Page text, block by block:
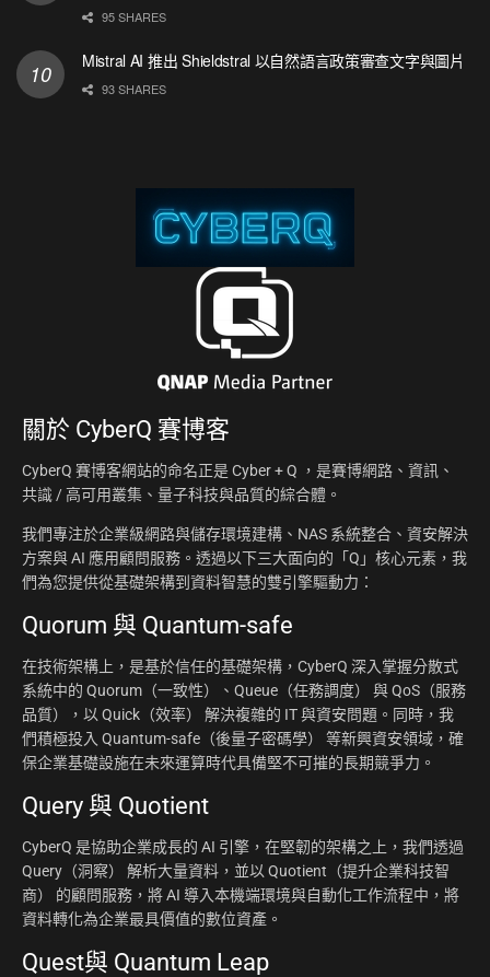
95 SHARES
Mistral AI 推出 Shieldstral 以自然語言政策審查文字與圖片
93 SHARES
關於 CyberQ 賽博客
CyberQ 賽博客網站的命名正是 Cyber + Q ，是賽博網路、資訊、
共識 / 高可用叢集、量子科技與品質的綜合體。
我們專注於企業級網路與儲存環境建構、NAS 系統整合、資安解決
方案與 AI 應用顧問服務。透過以下三大面向的「Q」核心元素，我
們為您提供從基礎架構到資料智慧的雙引擎驅動力：
Quorum 與 Quantum-safe
在技術架構上，是基於信任的基礎架構，CyberQ 深入掌握分散式
系統中的 Quorum（一致性）、Queue（任務調度） 與 QoS（服務
品質），以 Quick（效率） 解決複雜的 IT 與資安問題。同時，我
們積極投入 Quantum-safe（後量子密碼學） 等新興資安領域，確
保企業基礎設施在未來運算時代具備堅不可摧的長期競爭力。
Query 與 Quotient
CyberQ 是協助企業成長的 AI 引擎，在堅韌的架構之上，我們透過
Query（洞察） 解析大量資料，並以 Quotient（提升企業科技智
商） 的顧問服務，將 AI 導入本機端環境與自動化工作流程中，將
資料轉化為企業最具價值的數位資產。
Quest與 Quantum Leap